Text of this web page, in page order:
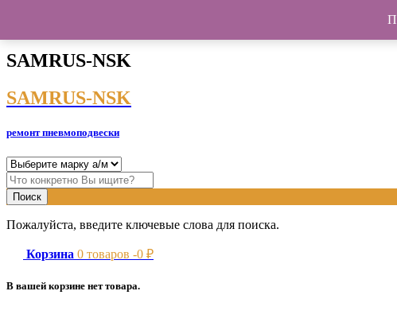
SAMRUS-NSK
SAMRUS-NSK
ремонт пневмоподвески
Пожалуйста, введите ключевые слова для поиска.
Корзина 0 товаров -0 ₽
В вашей корзине нет товара.